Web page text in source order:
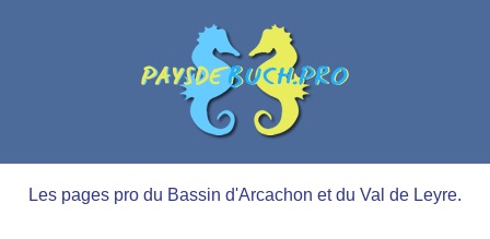
Les pages pro du Bassin d'Arcachon et du Val de Leyre.